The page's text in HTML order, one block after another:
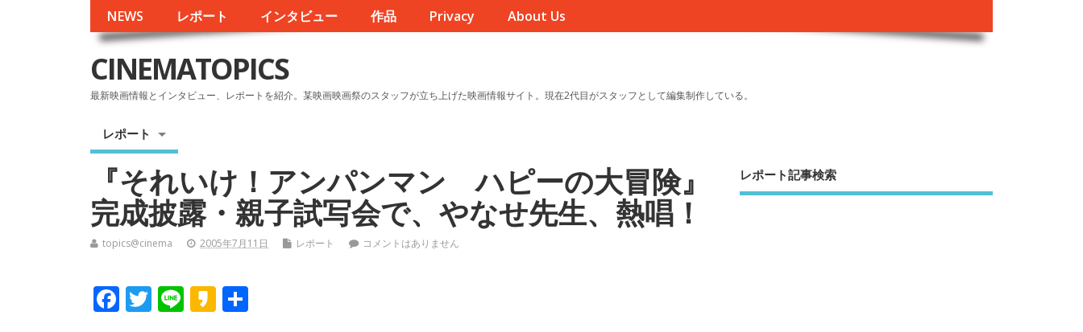
NEWS レポート インタビュー 作品 Privacy About Us
CINEMATOPICS
最新映画情報とインタビュー、レポートを紹介。某映画映画祭のスタッフが立ち上げた映画情報サイト。現在2代目がスタッフとして編集制作している。
レポート
『それいけ！アンパンマン ハピーの大冒険』
完成披露・親子試写会で、やなせ先生、熱唱！
topics@cinema 2005年7月11日 レポート コメントはありません
F T Li K
レポート記事検索